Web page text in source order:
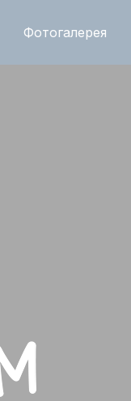
Фотогалерея